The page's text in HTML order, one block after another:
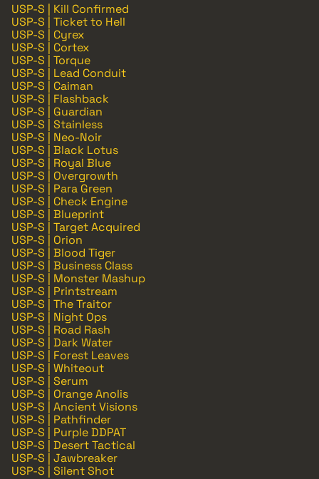
USP-S | Kill Confirmed
USP-S | Ticket to Hell
USP-S | Cyrex
USP-S | Cortex
USP-S | Torque
USP-S | Lead Conduit
USP-S | Caiman
USP-S | Flashback
USP-S | Guardian
USP-S | Stainless
USP-S | Neo-Noir
USP-S | Black Lotus
USP-S | Royal Blue
USP-S | Overgrowth
USP-S | Para Green
USP-S | Check Engine
USP-S | Blueprint
USP-S | Target Acquired
USP-S | Orion
USP-S | Blood Tiger
USP-S | Business Class
USP-S | Monster Mashup
USP-S | Printstream
USP-S | The Traitor
USP-S | Night Ops
USP-S | Road Rash
USP-S | Dark Water
USP-S | Forest Leaves
USP-S | Whiteout
USP-S | Serum
USP-S | Orange Anolis
USP-S | Ancient Visions
USP-S | Pathfinder
USP-S | Purple DDPAT
USP-S | Desert Tactical
USP-S | Jawbreaker
USP-S | Silent Shot